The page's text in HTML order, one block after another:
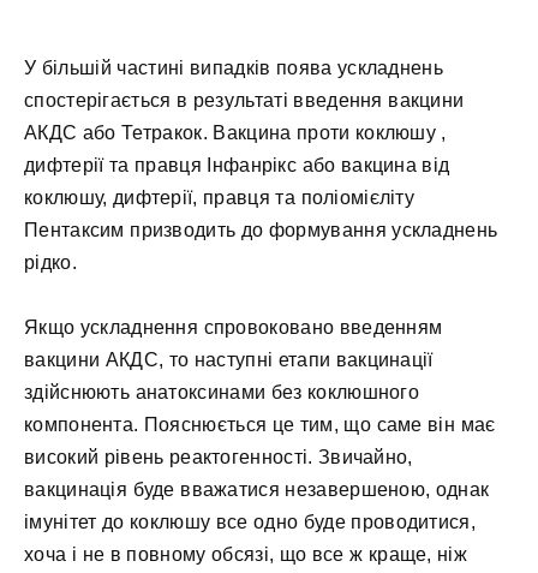
У більшій частині випадків поява ускладнень
спостерігається в результаті введення вакцини
АКДС або Тетракок. Вакцина проти коклюшу ,
дифтерії та правця Інфанрікс або вакцина від
коклюшу, дифтерії, правця та поліомієліту
Пентаксим призводить до формування ускладнень
рідко.
Якщо ускладнення спровоковано введенням
вакцини АКДС, то наступні етапи вакцинації
здійснюють анатоксинами без коклюшного
компонента. Пояснюється це тим, що саме він має
високий рівень реактогенності. Звичайно,
вакцинація буде вважатися незавершеною, однак
імунітет до коклюшу все одно буде проводитися,
хоча і не в повному обсязі, що все ж краще, ніж